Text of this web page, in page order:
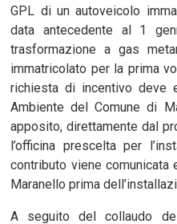
GPL di un autoveicolo
data antecedente al 1
trasformazione a gas
immatricolato per la prima
richiesta di incentivo deve
Ambiente del Comune di
apposito, direttamente dal
l’officina prescelta per
contributo viene comunicata
Maranello prima
A seguito del collaudo